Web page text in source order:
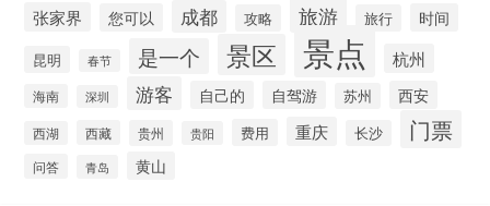
张家界 您可以 成都 攻略 旅游 旅行 时间
昆明 春节 是一个 景区 景点 杭州
海南 深圳 游客 自己的 自驾游 苏州 西安
西湖 西藏 贵州 贵阳 费用 重庆 长沙 门票
问答 青岛 黄山